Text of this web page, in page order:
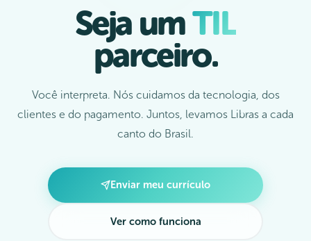
Seja umTIL
parceiro.
Você interpreta. Nós cuidamos da tecnologia, dos
clientes e do pagamento. Juntos, levamos Libras a cada
canto do Brasil.
Enviar meu currículo
Ver como funciona